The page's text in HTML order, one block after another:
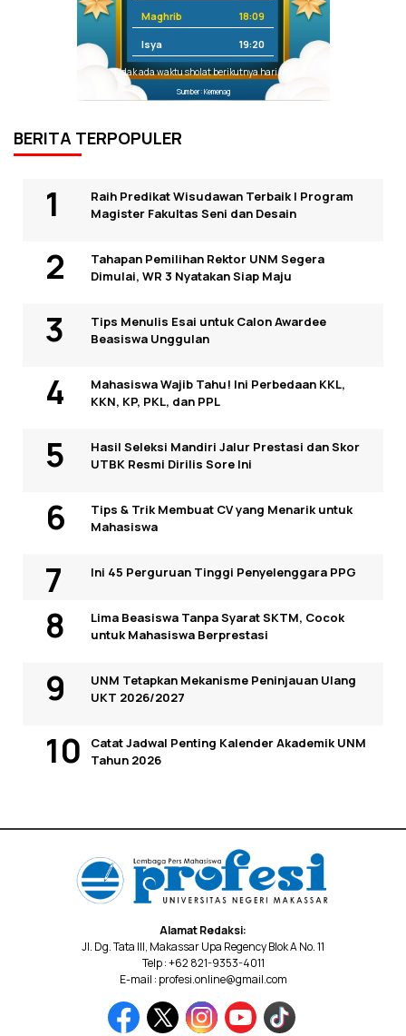
Maghrib 18:09
Isya 19:20
Tidak ada waktu sholat berikutnya hari ini.
Sumber: Kemenag
BERITA TERPOPULER
Raih Predikat Wisudawan Terbaik I Program
Magister Fakultas Seni dan Desain
Tahapan Pemilihan Rektor UNM Segera
Dimulai, WR 3 Nyatakan Siap Maju
Tips Menulis Esai untuk Calon Awardee
Beasiswa Unggulan
Mahasiswa Wajib Tahu! Ini Perbedaan KKL,
KKN, KP, PKL, dan PPL
Hasil Seleksi Mandiri Jalur Prestasi dan Skor
UTBK Resmi Dirilis Sore Ini
Tips & Trik Membuat CV yang Menarik untuk
Mahasiswa
Ini 45 Perguruan Tinggi Penyelenggara PPG
Lima Beasiswa Tanpa Syarat SKTM, Cocok
untuk Mahasiswa Berprestasi
UNM Tetapkan Mekanisme Peninjauan Ulang
UKT 2026/2027
Catat Jadwal Penting Kalender Akademik UNM
Tahun 2026
Alamat Redaksi:
Jl. Dg. Tata III, Makassar Upa Regency Blok A No. 11
Telp : +62 821-9353-4011
E-mail : profesi.online@gmail.com